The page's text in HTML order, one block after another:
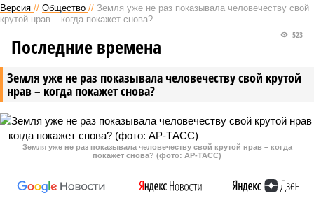
Версия // Общество // Земля уже не раз показывала человечеству свой
крутой нрав – когда покажет снова?
Земля уже не раз показывала человечеству свой крутой
нрав – когда покажет снова?
523
Последние времена
Земля уже не раз показывала человечеству свой крутой нрав – когда
покажет снова? (фото: АР-ТАСС)